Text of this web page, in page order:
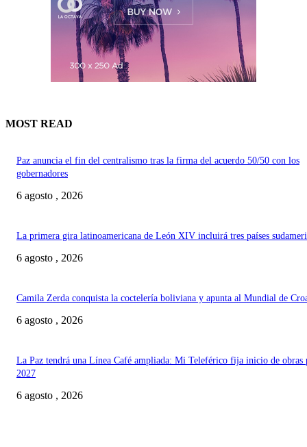
MOST READ
Paz anuncia el fin del centralismo tras la firma del acuerdo 50/50 con los
gobernadores
6 agosto , 2026
La primera gira latinoamericana de León XIV incluirá tres países
6 agosto , 2026
Camila Zerda conquista la coctelería boliviana y apunta al Mundial de
6 agosto , 2026
La Paz tendrá una Línea Café ampliada: Mi Teleférico fija inicio de obras
2027
6 agosto , 2026